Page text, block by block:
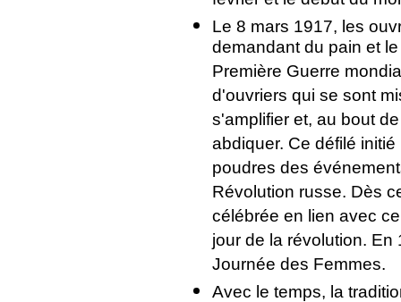
Le 8 mars 1917, les
demandant du pain et
Première Guerre
d'ouvriers qui se sont
s'amplifier et, au bout
abdiquer. Ce défilé
poudres des
Révolution russe. Dès
célébrée en lien avec
jour de la révolution.
Journée des Femmes.
Avec le temps, la